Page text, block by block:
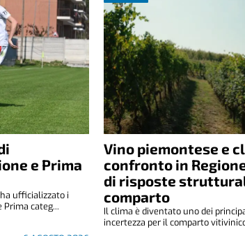
e Prima
ufficializzato i
Prima categ...
Vino piemontese e
confronto in
di risposte
comparto
Il clima è diventato uno dei
incertezza per il comparto